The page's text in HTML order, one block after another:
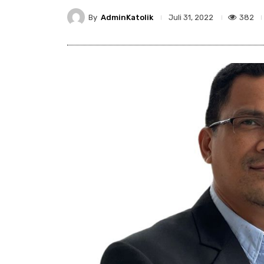
By AdminKatolik Juli 31, 2022 382